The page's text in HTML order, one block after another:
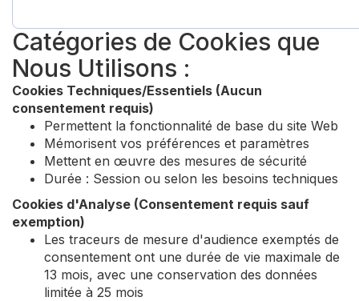
Catégories de Cookies que
Nous Utilisons :
Cookies Techniques/Essentiels (Aucun
consentement requis)
Permettent la fonctionnalité de base du site Web
Mémorisent vos préférences et paramètres
Mettent en œuvre des mesures de sécurité
Durée : Session ou selon les besoins techniques
Cookies d'Analyse (Consentement requis sauf
exemption)
Les traceurs de mesure d'audience exemptés de
consentement ont une durée de vie maximale de
13 mois, avec une conservation des données
limitée à 25 mois